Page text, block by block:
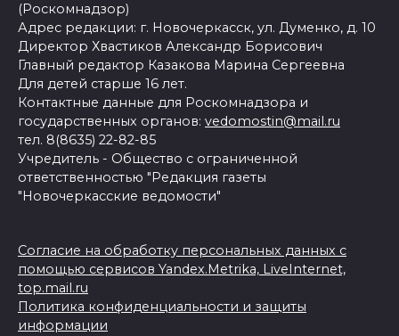
(Роскомнадзор)
Адрес редакции: г. Новочеркасск, ул. Думенко, д. 10
Директор Хвастиков Александр Борисович
Главный редактор Казакова Марина Сергеевна
Для детей старше 16 лет.
Контактные данные для Роскомнадзора и
государственных органов: vedomostin@mail.ru
тел. 8(8635) 22-82-85
Учредитель - Общество с ограниченной
ответственностью "Редакция газеты
"Новочеркасские ведомости"
Согласие на обработку персональных данных с
помощью сервисов Yandex.Metrika, LiveInternet,
top.mail.ru
Политика конфиденциальности и защиты
информации